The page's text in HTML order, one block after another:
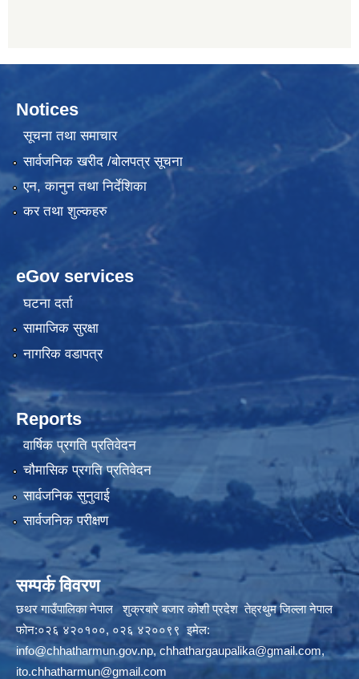
Notices
सूचना तथा समाचार
सार्वजनिक खरीद /बोलपत्र सूचना
एन, कानुन तथा निर्देशिका
कर तथा शुल्कहरु
eGov services
घटना दर्ता
सामाजिक सुरक्षा
नागरिक वडापत्र
Reports
वार्षिक प्रगति प्रतिवेदन
चौमासिक प्रगति प्रतिवेदन
सार्वजनिक सुनुवाई
सार्वजनिक परीक्षण
सम्पर्क विवरण
छथर गाउँपालिका नेपाल शुक्रबारे बजार कोशी प्रदेश तेह्रथुम जिल्ला नेपाल
फोन:०२६ ४२०१००, ०२६ ४२००९९ इमेल:
info@chhatharmun.gov.np, chhathargaupalika@gmail.com,
ito.chhatharmun@gmail.com